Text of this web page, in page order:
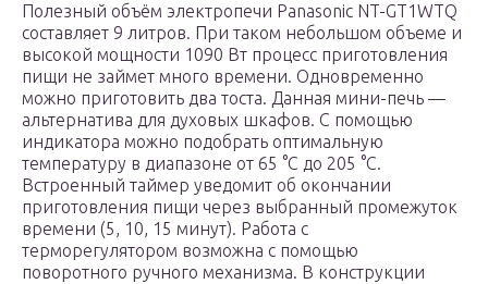
Полезный объём электропечи Panasonic NT-GT1WTQ
составляет 9 литров. При таком небольшом объеме и
высокой мощности 1090 Вт процесс приготовления
пищи не займет много времени. Одновременно
можно приготовить два тоста. Данная мини-печь —
альтернатива для духовых шкафов. С помощью
индикатора можно подобрать оптимальную
температуру в диапазоне от 65 °С до 205 °С.
Встроенный таймер уведомит об окончании
приготовления пищи через выбранный промежуток
времени (5, 10, 15 минут). Работа с
терморегулятором возможна с помощью
поворотного ручного механизма. В конструкции